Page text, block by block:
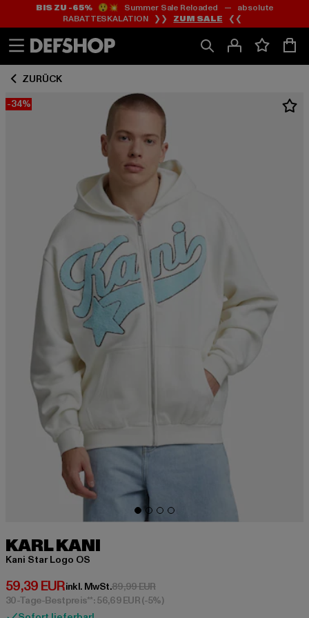
Zum
Inhalt
springen
Zum
Fußzeile
springen
BIS ZU -65%😲💥 Summer Sale Reloaded — absolute
RABATTESKALATION ❯❯ ZUM SALE ❮❮
ZURÜCK
-34%
KARL KANI
Kani Star Logo OS
59,39 EUR
Derzeitiger Preis: 59,39 EUR
inkl. MwSt.89,99 EURAktionspreis: 89,99 EUR
30-Tage-Bestpreis**: 56,69 EUR(-5%)